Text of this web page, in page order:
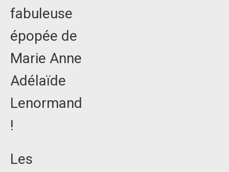
fabuleuse
épopée de
Marie Anne
Adélaïde
Lenormand
!
Les